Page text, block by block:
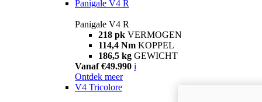
Panigale V4 R
Panigale V4 R
218 pk VERMOGEN
114,4 Nm KOPPEL
186,5 kg GEWICHT
Vanaf €49.990 i
Ontdek meer
V4 Tricolore